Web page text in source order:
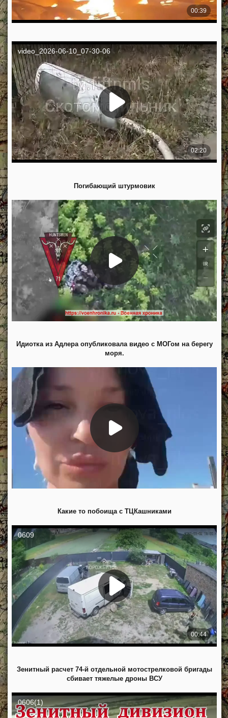
Погибающий штурмовик
Идиотка из Адлера опубликовала видео с МОГом на берегу
моря.
Какие то побоища с ТЦКашниками
Зенитный расчет 74-й отдельной мотострелковой бригады
сбивает тяжелые дроны ВСУ